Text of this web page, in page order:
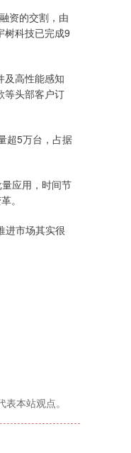
资的交割，由
树科技已完成9
及高性能感知
等头部客户订
超5万台，占据
应用，时间节
。
进市场其实很
本站观点。